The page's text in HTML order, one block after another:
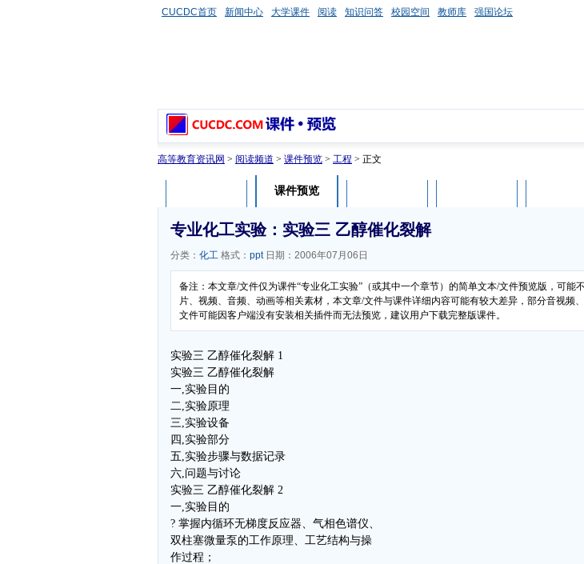
CUCDC首页 新闻中心 大学课件 阅读 知识问答 校园空间 教师库 强国论坛
高等教育资讯网 > 阅读频道 > 课件预览 > 工程 > 正文
课件预览
专业化工实验：实验三 乙醇催化裂解
分类： 化工 格式： ppt日期：2006年07月06日
备注：本文章/文件仅为课件“专业化工实验”（或其中一个章节）的简单文本/文件预览版，可能
片、视频、音频、动画等相关素材，本文章/文件与课件详细内容可能有较大差异，部分音视频
文件可能因客户端没有安装相关插件而无法预览，建议用户下载完整版课件。
实验三 乙醇催化裂解 1
实验三 乙醇催化裂解
一,实验目的
二,实验原理
三,实验设备
四,实验部分
五,实验步骤与数据记录
六,问题与讨论
实验三 乙醇催化裂解 2
一,实验目的
? 掌握内循环无梯度反应器、气相色谱仪、
双柱塞微量泵的工作原理、工艺结构与操
作过程；